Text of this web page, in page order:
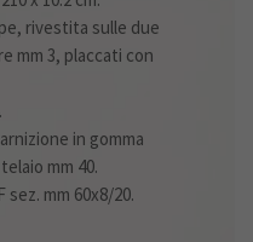
rivestita sulle due
mm 3, placcati con
in gomma
mm 40.
mm 60x8/20.